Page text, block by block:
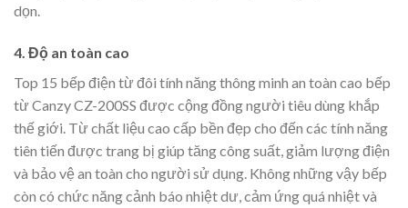
dọn.
4. Độ an toàn cao
Top 15 bếp điện từ đôi tính năng thông minh an toàn cao bếp
từ Canzy CZ-200SS được cộng đồng người tiêu dùng khắp
thế giới. Từ chất liệu cao cấp bền đẹp cho đến các tính năng
tiên tiến được trang bị giúp tăng công suất, giảm lượng điện
và bảo vệ an toàn cho người sử dụng. Không những vậy bếp
còn có chức năng cảnh báo nhiệt dư, cảm ứng quá nhiệt và